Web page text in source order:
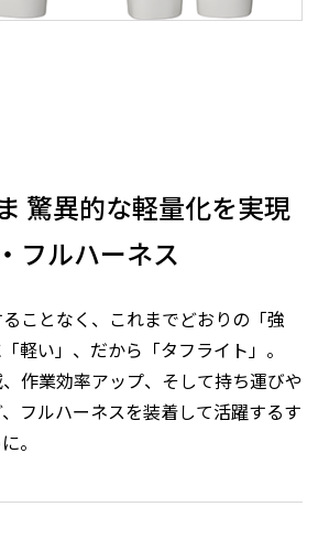
驚異的な軽量化を実現
フルハーネス
ことなく、これまでどおりの「強
軽い」、だから「タフライト」。
作業効率アップ、そして持ち運びや
フルハーネスを装着して活躍するす
。